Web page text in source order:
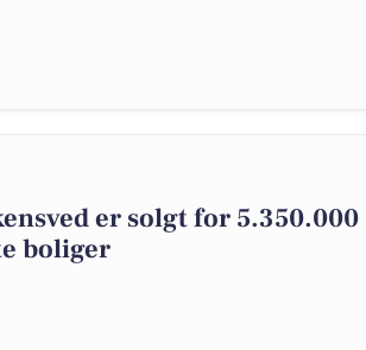
er solgt for 5.350.000
boliger